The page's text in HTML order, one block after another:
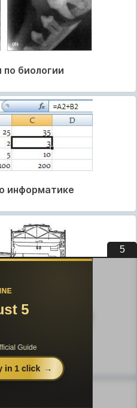
биологии
информатике
4